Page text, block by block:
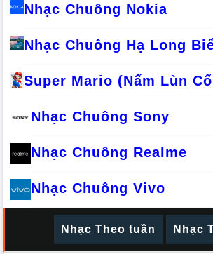
Nhạc Chuông Nokia
Nhạc Chuông Hạ Long
Super Mario (Nấm Lùn
Nhạc Chuông Sony
Nhạc Chuông Realme
Nhạc Chuông Vivo
Nhạc Theo tuần Nhạc